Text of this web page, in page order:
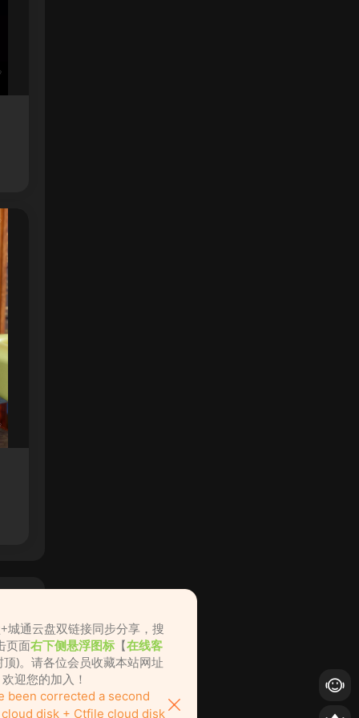
城通云盘双链接同步分享，搜
页面右下侧悬浮图标 【在线客
)。请各位会员收藏本站网址
迎您的加入！
been corrected a second
disk + Ctfile cloud disk